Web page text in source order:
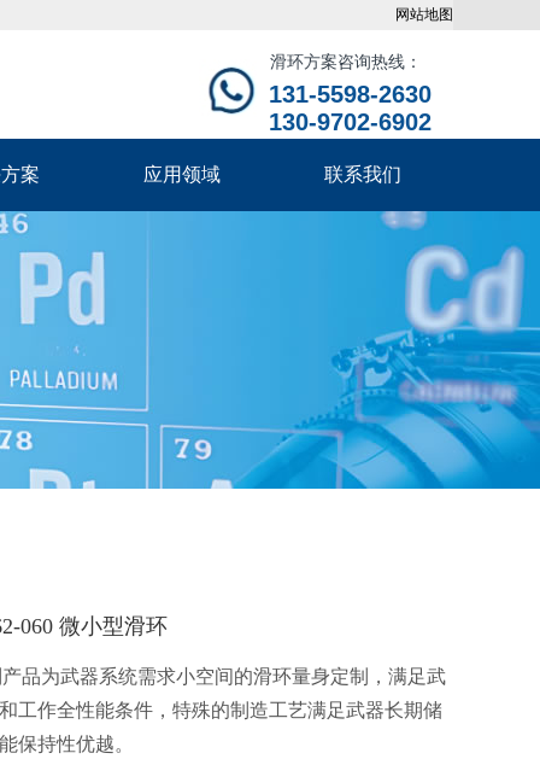
131-5598-2630
130-9702-6902
滑环方案咨询热线：
网站地图
案 应用领域 联系我们
060 微小型滑环
品为武器系统需求小空间的滑环量身定制，满足武
工作全性能条件，特殊的制造工艺满足武器长期储
保持性优越。